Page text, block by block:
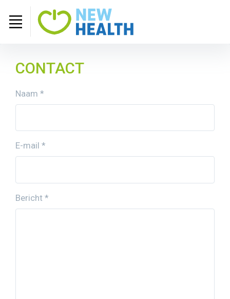
CONTACT
Naam *
E-mail *
Bericht *